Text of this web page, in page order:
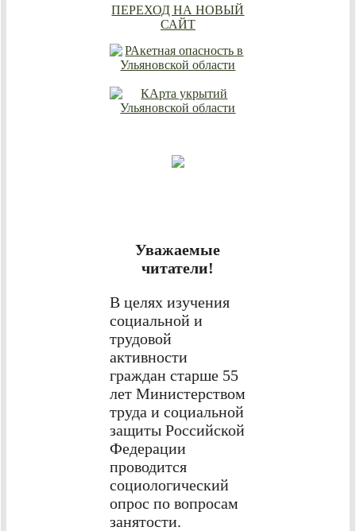
ПЕРЕХОД НА НОВЫЙ
САЙТ
Уважаемые
читатели!
В целях изучения
социальной и
трудовой
активности
граждан старше 55
лет Министерством
труда и социальной
защиты Российской
Федерации
проводится
социологический
опрос по вопросам
занятости.